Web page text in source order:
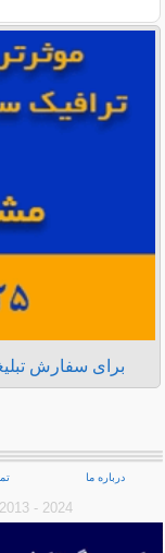
برای سفارش
درباره ما
- 2024